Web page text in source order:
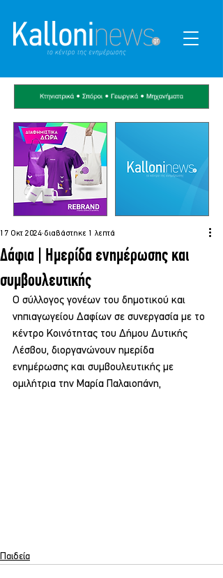
Δάφια | Ημερίδα ενημέρωσης και
συμβουλευτικής
17 Οκτ 2024 διαβάστηκε 1 λεπτά
Ο σύλλογος γονέων του δημοτικού και
νηπιαγωγείου Δαφίων σε συνεργασία με το
κέντρο Κοινότητας του Δήμου Δυτικής
Λέσβου, διοργανώνουν ημερίδα
ενημέρωσης και συμβουλευτικής με
ομιλήτρια την Μαρία Παλαιοπάνη,
Παιδεία